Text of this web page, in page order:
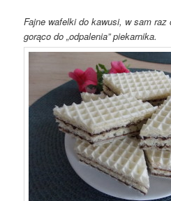
Fajne wafelki do kawusi, w sam
gorąco do „odpalenia” piekarnika.